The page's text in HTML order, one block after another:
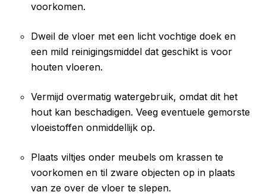
voorkomen.
Dweil de vloer met een licht vochtige doek en
een mild reinigingsmiddel dat geschikt is voor
houten vloeren.
Vermijd overmatig watergebruik, omdat dit het
hout kan beschadigen. Veeg eventuele gemorste
vloeistoffen onmiddellijk op.
Plaats viltjes onder meubels om krassen te
voorkomen en til zware objecten op in plaats
van ze over de vloer te slepen.